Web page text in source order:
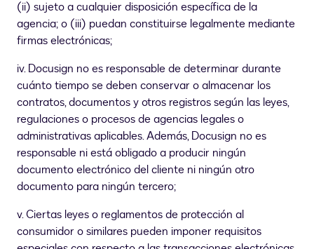
(ii) sujeto a cualquier disposición específica de la
agencia; o (iii) puedan constituirse legalmente mediante
firmas electrónicas;
iv. Docusign no es responsable de determinar durante
cuánto tiempo se deben conservar o almacenar los
contratos, documentos y otros registros según las leyes,
regulaciones o procesos de agencias legales o
administrativas aplicables. Además, Docusign no es
responsable ni está obligado a producir ningún
documento electrónico del cliente ni ningún otro
documento para ningún tercero;
v. Ciertas leyes o reglamentos de protección al
consumidor o similares pueden imponer requisitos